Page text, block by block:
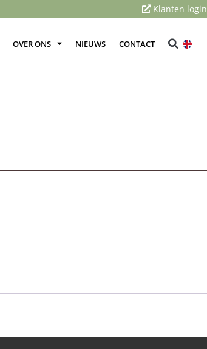
Klanten login
OVER ONS NIEUWS CONTACT